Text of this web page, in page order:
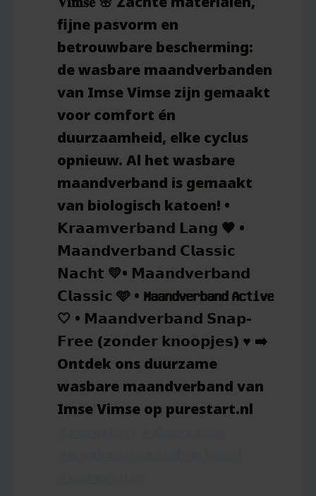
fijne pasvorm en
betrouwbare bescherming:
de wasbare maandverbanden
van Imse Vimse zijn gemaakt
voor comfort én
duurzaamheid, elke cyclus
opnieuw. Al het wasbare
maandverband is gemaakt
van biologisch katoen! •
𝗞𝗿𝗮𝗮𝗺𝘃𝗲𝗿𝗯𝗮𝗻𝗱 𝗟𝗮𝗻𝗴 🖤 •
𝗠𝗮𝗮𝗻𝗱𝘃𝗲𝗿𝗯𝗮𝗻𝗱 𝗖𝗹𝗮𝘀𝘀𝗶𝗰
𝗡𝗮𝗰𝗵𝘁 💛• 𝗠𝗮𝗮𝗻𝗱𝘃𝗲𝗿𝗯𝗮𝗻𝗱
𝗖𝗹𝗮𝘀𝘀𝗶𝗰 🩵 • 𝗠𝗮𝗮𝗻𝗱𝘃𝗲𝗿𝗯𝗮𝗻𝗱 𝗔𝗰𝘁𝗶𝘃𝗲
🤍 • 𝗠𝗮𝗮𝗻𝗱𝘃𝗲𝗿𝗯𝗮𝗻𝗱 𝗦𝗻𝗮𝗽-
𝗙𝗿𝗲𝗲 (𝘇𝗼𝗻𝗱𝗲𝗿 𝗸𝗻𝗼𝗼𝗽𝗷𝗲𝘀) ♥️ ➡️
Ontdek ons duurzame
wasbare maandverband van
Imse Vimse op purestart.nl